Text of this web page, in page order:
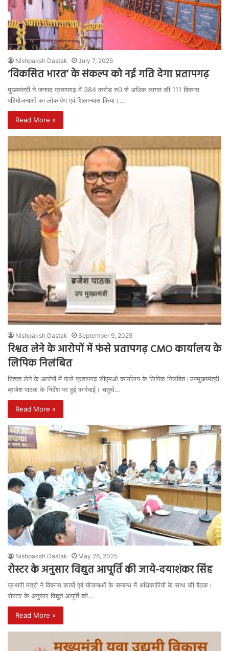
Nishpaksh Dastak July 7, 2026
‘विकसित भारत’ के संकल्प को नई गति देगा प्रतापगढ़
मुख्यमंत्री ने जनपद प्रतापगढ़ में 384 करोड़ रु0 से अधिक लागत की 111 विकास
परियोजनाओं का लोकार्पण एवं शिलान्यास किया।…
Read More »
Nishpaksh Dastak September 9, 2025
रिश्वत लेने के आरोपों में फंसे प्रतापगढ़ CMO कार्यालय के
लिपिक निलंबित
रिश्वत लेने के आरोपों में फंसे प्रतापगढ़ सीएमओ कार्यालय के लिपिक निलंबित।उपमुख्यमंत्री
ब्रजेश पाठक के निर्देश पर हुई कार्रवाई। चतुर्थ…
Read More »
Nishpaksh Dastak May 26, 2025
रोस्टर के अनुसार विद्युत आपूर्ति की जाये-दयाशंकर सिंह
प्रभारी मंत्री ने विकास कार्यो एवं योजनाओं के सम्बन्ध में अधिकारियों के साथ की बैठक।
रोस्टर के अनुसार विद्युत आपूर्ति की…
Read More »